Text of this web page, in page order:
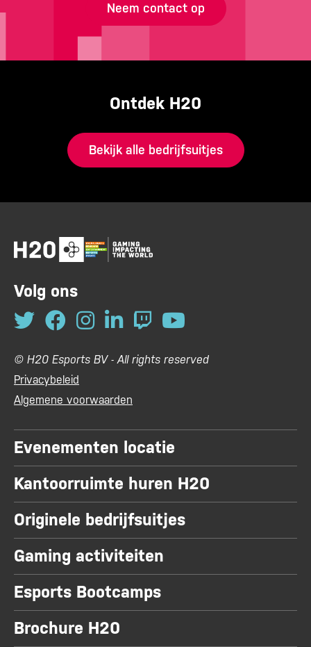
Neem contact op
Ontdek H20
Bekijk alle bedrijfsuitjes
Volg ons
© H20 Esports BV - All rights reserved
Privacybeleid
Algemene voorwaarden
Evenementen locatie
Kantoorruimte huren H20
Originele bedrijfsuitjes
Gaming activiteiten
Esports Bootcamps
Brochure H20